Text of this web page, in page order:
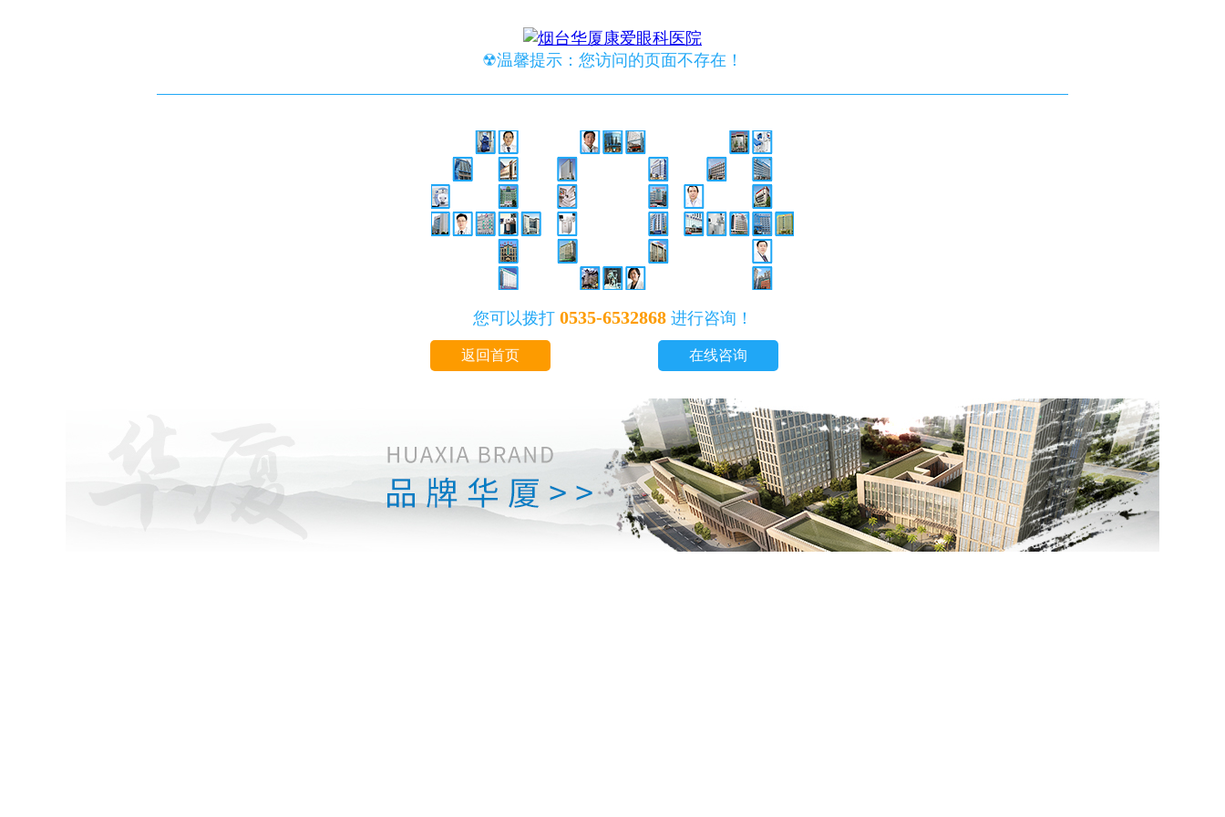
☢温馨提示：您访问的页面不存在！
您可以拨打 0535-6532868进行咨询！
返回首页 在线咨询